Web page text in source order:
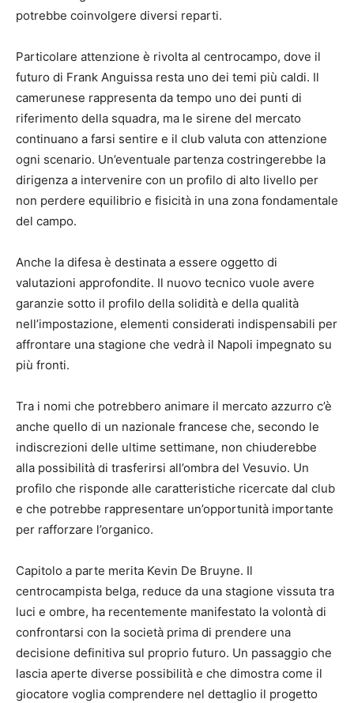
potrebbe coinvolgere diversi reparti.
Particolare attenzione è rivolta al centrocampo, dove il
futuro di Frank Anguissa resta uno dei temi più caldi. Il
camerunese rappresenta da tempo uno dei punti di
riferimento della squadra, ma le sirene del mercato
continuano a farsi sentire e il club valuta con attenzione
ogni scenario. Un’eventuale partenza costringerebbe la
dirigenza a intervenire con un profilo di alto livello per
non perdere equilibrio e fisicità in una zona fondamentale
del campo.
Anche la difesa è destinata a essere oggetto di
valutazioni approfondite. Il nuovo tecnico vuole avere
garanzie sotto il profilo della solidità e della qualità
nell’impostazione, elementi considerati indispensabili per
affrontare una stagione che vedrà il Napoli impegnato su
più fronti.
Tra i nomi che potrebbero animare il mercato azzurro c’è
anche quello di un nazionale francese che, secondo le
indiscrezioni delle ultime settimane, non chiuderebbe
alla possibilità di trasferirsi all’ombra del Vesuvio. Un
profilo che risponde alle caratteristiche ricercate dal club
e che potrebbe rappresentare un’opportunità importante
per rafforzare l’organico.
Capitolo a parte merita Kevin De Bruyne. Il
centrocampista belga, reduce da una stagione vissuta tra
luci e ombre, ha recentemente manifestato la volontà di
confrontarsi con la società prima di prendere una
decisione definitiva sul proprio futuro. Un passaggio che
lascia aperte diverse possibilità e che dimostra come il
giocatore voglia comprendere nel dettaglio il progetto